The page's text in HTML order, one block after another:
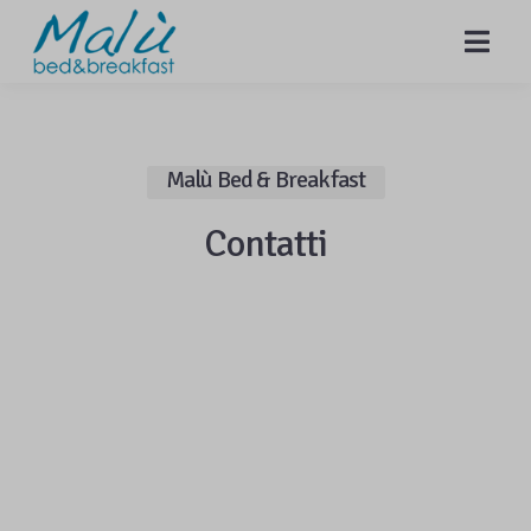
MENU
Malù Bed & Breakfast
Contatti